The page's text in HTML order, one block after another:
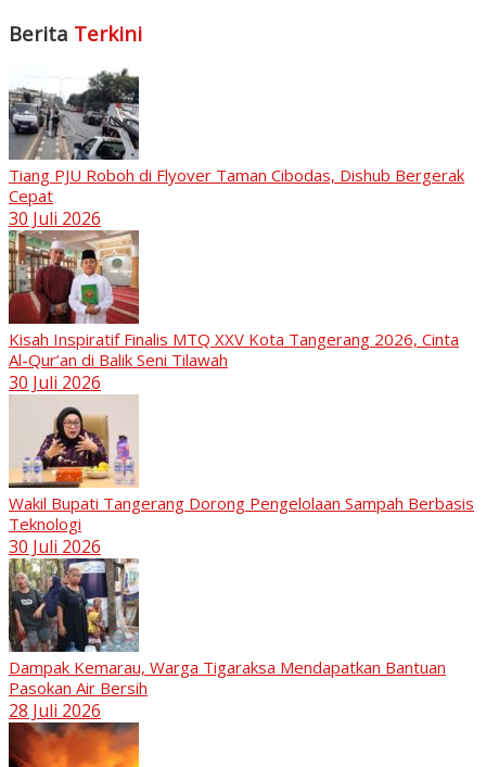
Berita Terkini
Tiang PJU Roboh di Flyover Taman Cibodas, Dishub Bergerak
Cepat
30 Juli 2026
Kisah Inspiratif Finalis MTQ XXV Kota Tangerang 2026, Cinta
Al-Qur’an di Balik Seni Tilawah
30 Juli 2026
Wakil Bupati Tangerang Dorong Pengelolaan Sampah Berbasis
Teknologi
30 Juli 2026
Dampak Kemarau, Warga Tigaraksa Mendapatkan Bantuan
Pasokan Air Bersih
28 Juli 2026